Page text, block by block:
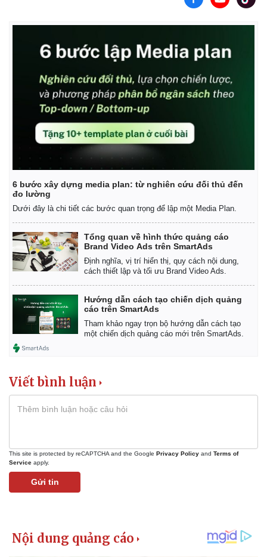
6 bước xây dựng media plan: từ nghiên cứu đối thủ đến
đo lường
Dưới đây là chi tiết các bước quan trọng để lập một Media Plan.
Tổng quan về hình thức quảng cáo
Brand Video Ads trên SmartAds
Định nghĩa, vị trí hiển thị, quy cách nội dung,
cách thiết lập và tối ưu Brand Video Ads.
Hướng dẫn cách tạo chiến dịch quảng
cáo trên SmartAds
Tham khảo ngay trọn bộ hướng dẫn cách tạo
một chiến dịch quảng cáo mới trên SmartAds.
Viết bình luận
This site is protected by reCAPTCHA and the Google Privacy Policy and Terms of
Service apply.
Gửi tin